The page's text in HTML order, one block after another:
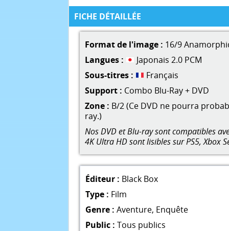
FICHE DÉTAILLÉE
Format de l'image : 16/9
Langues :
Japonais 2.0 PCM
Sous-titres :
Français
Support : Combo Blu-Ray + DVD
Zone : B/2 (Ce DVD ne pourra
ray.)
Nos DVD et Blu-ray sont compatibles
4K Ultra HD sont lisibles sur PS5, Xbox
Éditeur : Black Box
Type : Film
Genre : Aventure, Enquête
Public : Tous publics